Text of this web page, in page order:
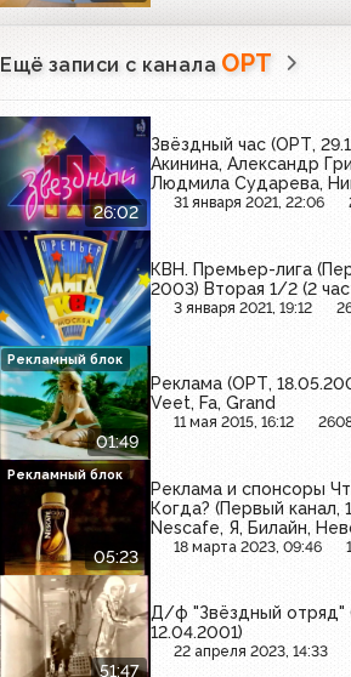
Ещё записи с канала ОРТ
26:02
Звёздный час (ОРТ,
Акинина, Александр
Людмила Сударева,
Александра
31 января 2021, 22:06
КВН. Премьер-лига
2003) Вторая 1/2 (2
3 января 2021, 19:12
01:49
Реклама (ОРТ,
Veet, Fa, Grand
11 мая 2015, 16:12
Рекламный блок
05:23
Реклама и спонсоры
Когда? (Первый канал,
Nescafe, Я, Билайн,
Собинбанк, Tefal,
18 марта 2023, 09:46
Рекламный блок
51:47
Д/ф "Звёздный отряд"
12.04.2001)
22 апреля 2023, 14:33